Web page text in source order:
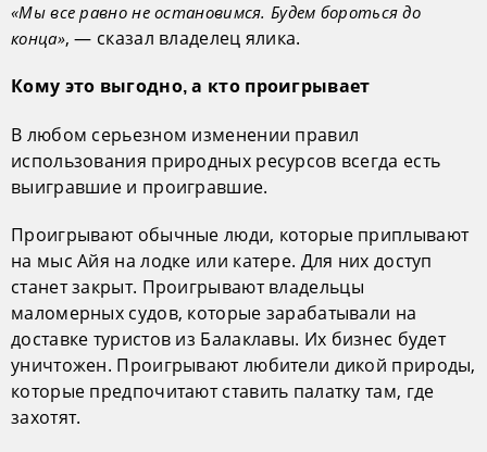
«Мы все равно не остановимся. Будем бороться до
конца», — сказал владелец ялика.
Кому это выгодно, а кто проигрывает
В любом серьезном изменении правил
использования природных ресурсов всегда есть
выигравшие и проигравшие.
Проигрывают обычные люди, которые приплывают
на мыс Айя на лодке или катере. Для них доступ
станет закрыт. Проигрывают владельцы
маломерных судов, которые зарабатывали на
доставке туристов из Балаклавы. Их бизнес будет
уничтожен. Проигрывают любители дикой природы,
которые предпочитают ставить палатку там, где
захотят.